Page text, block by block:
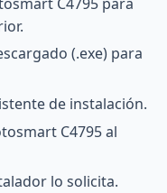
(.exe) para
de instalación.
C4795 al
lo solicita.